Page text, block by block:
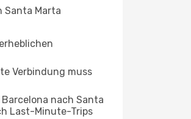
Santa Marta
Verbindung muss
nach Santa
Last-Minute-Trips